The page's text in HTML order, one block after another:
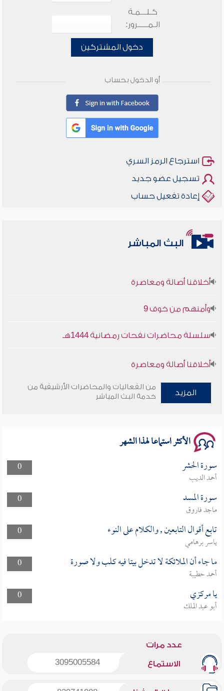
كـلـــمـة
الـمـــــرور:
دخول المشتركين
أو الدخول بحساب
استرجاع الرمز السري
تسجيل عضو جديد
إعادة تفعيل حساب
البث المباشر
أخلاقنا أصالة ومعاصرة
وأمنهم من خوف 9
سلسلة محاضرات نفحات رمضانية 1444هـ
أخلاقنا أصالة ومعاصرة
وأمنهم من خوف 9
المزيد
من الفعاليات والمحاضرات الأرشيفية من
خدمة البث المباشر
الأكثر استماعا لهذا الشهر
0 سورة الحشر
أحمد الديب
0
سورة المسد
ماجد فاروق
0
تابع أقوال التابعين , والكلام على النوء
ياسر برهامي
0
ما جاء أن الملائكة لا تدخل بيتا فيه كلب ولا صورة
أحمد حطيبة
0
يا مركزي
أبو عبد الملك
عدد مرات
الاستماع 3095005584